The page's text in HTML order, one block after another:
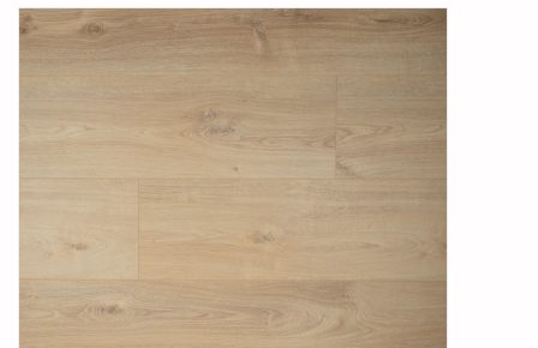
Ondervloeren
Showroom